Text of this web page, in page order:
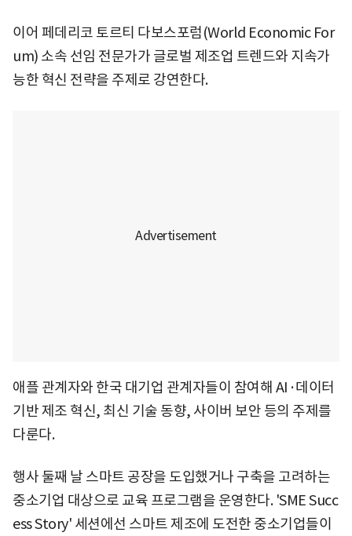
이어 페데리코 토르티 다보스포럼(World Economic For
um) 소속 선임 전문가가 글로벌 제조업 트렌드와 지속가
능한 혁신 전략을 주제로 강연한다.
애플 관계자와 한국 대기업 관계자들이 참여해 AI·데이터
기반 제조 혁신, 최신 기술 동향, 사이버 보안 등의 주제를
다룬다.
행사 둘째 날 스마트 공장을 도입했거나 구축을 고려하는
중소기업 대상으로 교육 프로그램을 운영한다. 'SME Succ
ess Story' 세션에선 스마트 제조에 도전한 중소기업들이